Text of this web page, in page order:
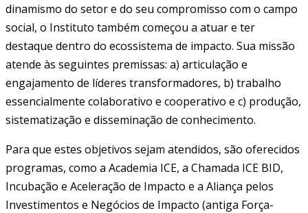
dinamismo do setor e do seu compromisso com o campo
social, o Instituto também começou a atuar e ter
destaque dentro do ecossistema de impacto. Sua missão
atende às seguintes premissas: a) articulação e
engajamento de líderes transformadores, b) trabalho
essencialmente colaborativo e cooperativo e c) produção,
sistematização e disseminação de conhecimento.
Para que estes objetivos sejam atendidos, são oferecidos
programas, como a Academia ICE, a Chamada ICE BID,
Incubação e Aceleração de Impacto e a Aliança pelos
Investimentos e Negócios de Impacto (antiga Força-